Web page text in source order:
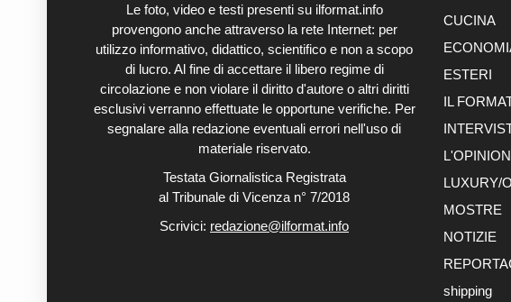
Le foto, video e testi presenti su ilformat.info
provengono anche attraverso la rete Internet: per
utilizzo informativo, didattico, scientifico e non a scopo
di lucro. Al fine di accettare il libero regime di
circolazione e non violare il diritto d'autore o altri diritti
esclusivi verranno effettuate le opportune verifiche. Per
segnalare alla redazione eventuali errori nell'uso di
materiale riservato.
Testata Giornalistica Registrata
al Tribunale di Vicenza n° 7/2018
Scrivici: redazione@ilformat.info
CUCINA
ESTERI
IL
LUXURY/
MOSTRE
NOTIZIE
shipping